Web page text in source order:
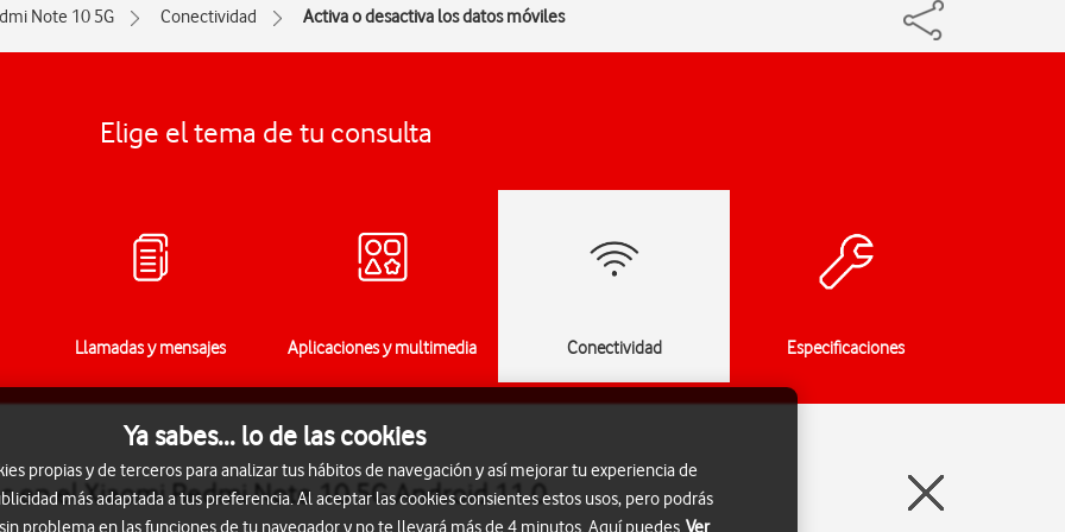
Note 10 5G Conectividad Activa o desactiva los datos móviles
Elige el tema de tu consulta
Llamadas y mensajes Aplicaciones y multimedia Conectividad Especificaciones
en el Xiaomi Redmi Note 10 5G Android 11.0
Ya sabes... lo de las cookies
propias y de terceros para analizar tus hábitos de navegación y así mejorar tu experiencia de
más adaptada a tus preferencia. Al aceptar las cookies consientes estos usos, pero podrás
problema en las funciones de tu navegador y no te llevará más de 4 minutos. Aquí puedes Ver